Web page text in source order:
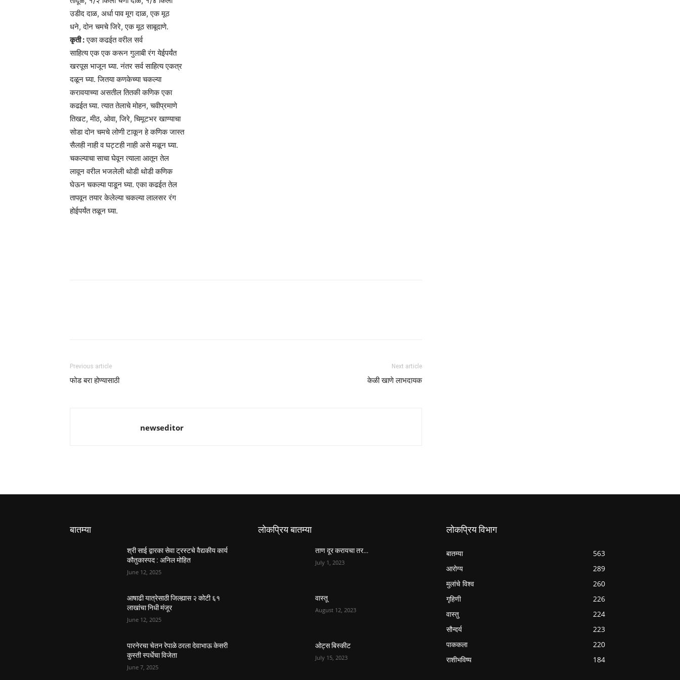
उडीद दाळ, अर्धा पाव मूग दाळ, एक मूठ
धने, दोन चमचे जिरे, एक मूठ साबूदाणे.
कृती :एका कढईत वरील सर्व
साहित्य एक एक करून गुलाबी रंग येईपर्यंत
खरपूस भाजून घ्या. नंतर सर्व साहित्य एकत्र
दळून घ्या. जितया कणकेच्या चकल्या
करावयाच्या असतील तितकी कणिक एका
कढईत घ्या. त्यात तेलाचे मोहन, चवीप्रमाणे
तिखट, मीठ, ओवा, जिरे, चिमूटभर खाण्याचा
सोडा दोन चमचे लोणी टाकून हे कणिक जास्त
सैलही नाही व घट्टही नाही असे मळून घ्या.
चकल्याचा साचा घेवून त्याला आतून तेल
लावून वरील भजलेली थोडी थोडी कणिक
घेऊन चकल्या पाडून घ्या. एका कढईत तेल
तापवून तयार केलेल्या चकल्या लालसर रंग
होईपर्यंत तळून घ्या.
Previous article
फोड बरा होण्यासाठी
Next article
केळी खाणे लाभदायक
newseditor
बातम्या
श्री साई द्वारका सेवा ट्रस्टचे वैद्यकीय कार्य
कौतुकास्पद : अनिल मोहित
June 12, 2025
आषाढी यात्रेसाठी जिल्ह्यास २ कोटी ६१
लाखांचा निधी मंजूर
June 12, 2025
पारनेरचा चेतन रेपाळे ठरला देवाभाऊ केसरी
कुस्ती स्पर्धेचा विजेता
June 7, 2025
लोकप्रिय बातम्या
ताण दूर करायचा तर…
July 1, 2023
वास्तू
August 12, 2023
ओट्स बिस्कीट
July 15, 2023
लोकप्रिय विभाग
बातम्या
563
आरोग्य
289
मुलांचे विश्व
260
गृहिणी
226
वास्तु
224
सौन्दर्य
223
पाककला
220
राशीभविष्य
184